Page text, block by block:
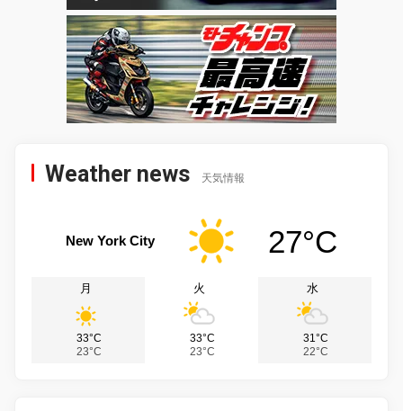
Weather news 天気情報
New York City 27°C
月
33°C
23°C
火
33°C
23°C
水
31°C
22°C